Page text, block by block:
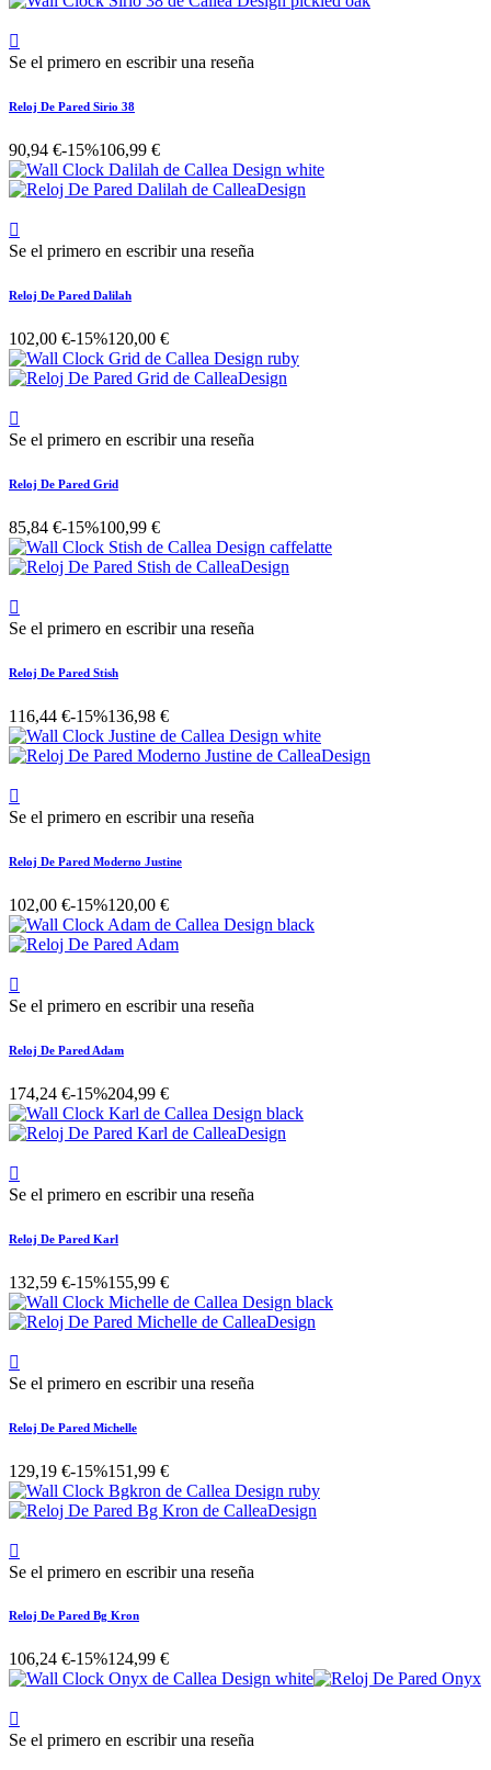

Se el primero en escribir una reseña
Reloj De Pared Sirio 38
90,94 €-15%106,99 €

Se el primero en escribir una reseña
Reloj De Pared Dalilah
102,00 €-15%120,00 €

Se el primero en escribir una reseña
Reloj De Pared Grid
85,84 €-15%100,99 €

Se el primero en escribir una reseña
Reloj De Pared Stish
116,44 €-15%136,98 €

Se el primero en escribir una reseña
Reloj De Pared Moderno Justine
102,00 €-15%120,00 €

Se el primero en escribir una reseña
Reloj De Pared Adam
174,24 €-15%204,99 €

Se el primero en escribir una reseña
Reloj De Pared Karl
132,59 €-15%155,99 €

Se el primero en escribir una reseña
Reloj De Pared Michelle
129,19 €-15%151,99 €

Se el primero en escribir una reseña
Reloj De Pared Bg Kron
106,24 €-15%124,99 €

Se el primero en escribir una reseña